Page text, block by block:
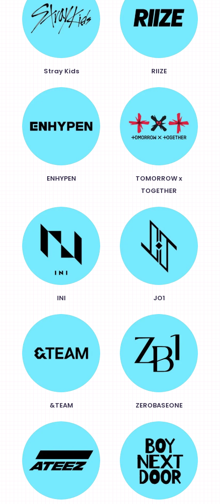
Stray Kids RIIZE
ENHYPEN
TOMORROW x
TOGETHER
INI JO1
&TEAM ZEROBASEONE